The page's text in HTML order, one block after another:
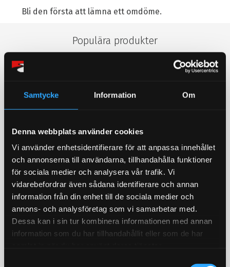
Samtycke Information Om
Denna webbplats använder cookies
Vi använder enhetsidentifierare för att anpassa innehållet
och annonserna till användarna, tillhandahålla funktioner
för sociala medier och analysera vår trafik. Vi
vidarebefordrar även sådana identifierare och annan
information från din enhet till de sociala medier och
annons- och analysföretag som vi samarbetar med.
Dessa kan i sin tur kombinera informationen med annan
information som du har tillhandahållit eller som de har
Bli den första att lämna ett omdöme.
Populära produkter
Bromsoksfärg ifrån
Foliatec, flera olika färger!
2- komponents
bromsoksfärg / Välj färg i
Bränslepump Walbro
GST450 450L/h in tank
Värstingbränslepump!
450l/timman
STORSÄLJARE!